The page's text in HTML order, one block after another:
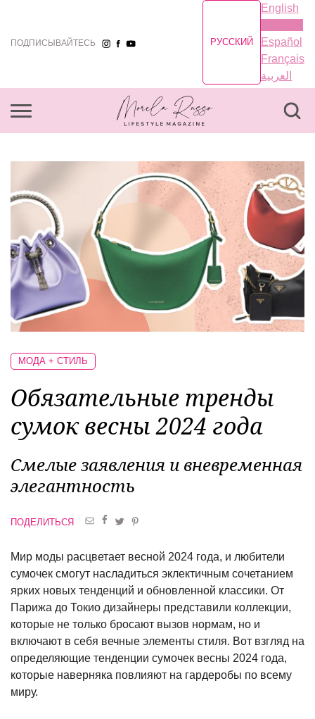
ПОДПИСЫВАЙТЕСЬ РУССКИЙ
English
Español
Français
العربية
Обязательные тренды
сумок весны 2024 года
Смелые заявления и вневременная
элегантность
МОДА + СТИЛЬ
ПОДЕЛИТЬСЯ
Мир моды расцветает весной 2024 года, и любители
сумочек смогут насладиться эклектичным сочетанием
ярких новых тенденций и обновленной классики. От
Парижа до Токио дизайнеры представили коллекции,
которые не только бросают вызов нормам, но и
включают в себя вечные элементы стиля. Вот взгляд на
определяющие тенденции сумочек весны 2024 года,
которые наверняка повлияют на гардеробы по всему
миру.